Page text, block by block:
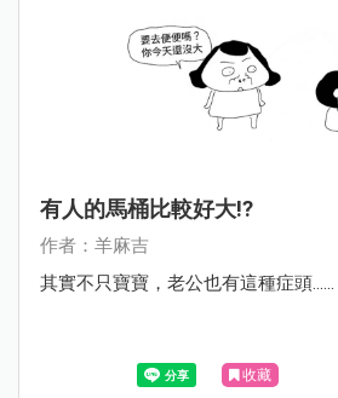
有人的馬桶比較好大!?
作者：羊麻吉
其實不只寶寶，老公也有這種症頭......
收藏